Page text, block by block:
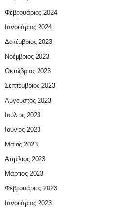
Φεβρουάριος 2024
Ιανουάριος 2024
Δεκέμβριος 2023
Νοέμβριος 2023
Οκτώβριος 2023
Σεπτέμβριος 2023
Αύγουστος 2023
Ιούλιος 2023
Ιούνιος 2023
Μάιος 2023
Απρίλιος 2023
Μάρτιος 2023
Φεβρουάριος 2023
Ιανουάριος 2023